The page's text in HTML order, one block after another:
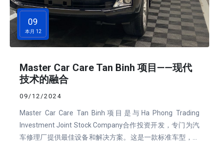
09
本月 12
Master Car Care Tan Binh 项目——现代
技术的融合
09/12/2024
Master Car Care Tan Binh项目是与Ha Phong Trading
Investment Joint Stock Company合作投资开发，专门为汽
车修理厂提供最佳设备和解决方案。这是一款标准车型，可